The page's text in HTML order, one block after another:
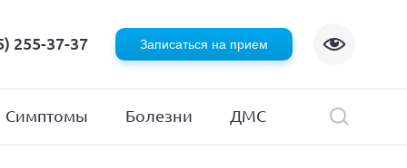
255-37-37 Записаться на прием
Хирургия
Эндокринология
Симптомы Болезни ДМС